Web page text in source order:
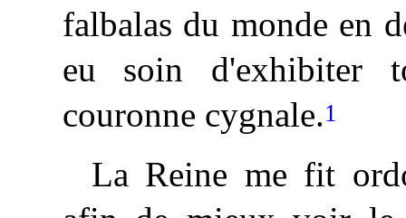
falbalas du monde en
eu soin d'exhibiter
couronne cygnale.1
La Reine me fit